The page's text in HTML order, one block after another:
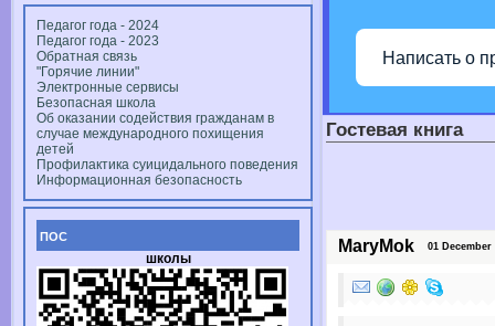
Педагог года - 2024
Педагог года - 2023
Обратная связь
"Горячие линии"
Электронные сервисы
Безопасная школа
Об оказании содействия гражданам в
случае международного похищения
детей
Профилактика суицидального поведения
Информационная безопасность
ПОС
школы
Написать о
Гостевая книга
MaryMok 01 December